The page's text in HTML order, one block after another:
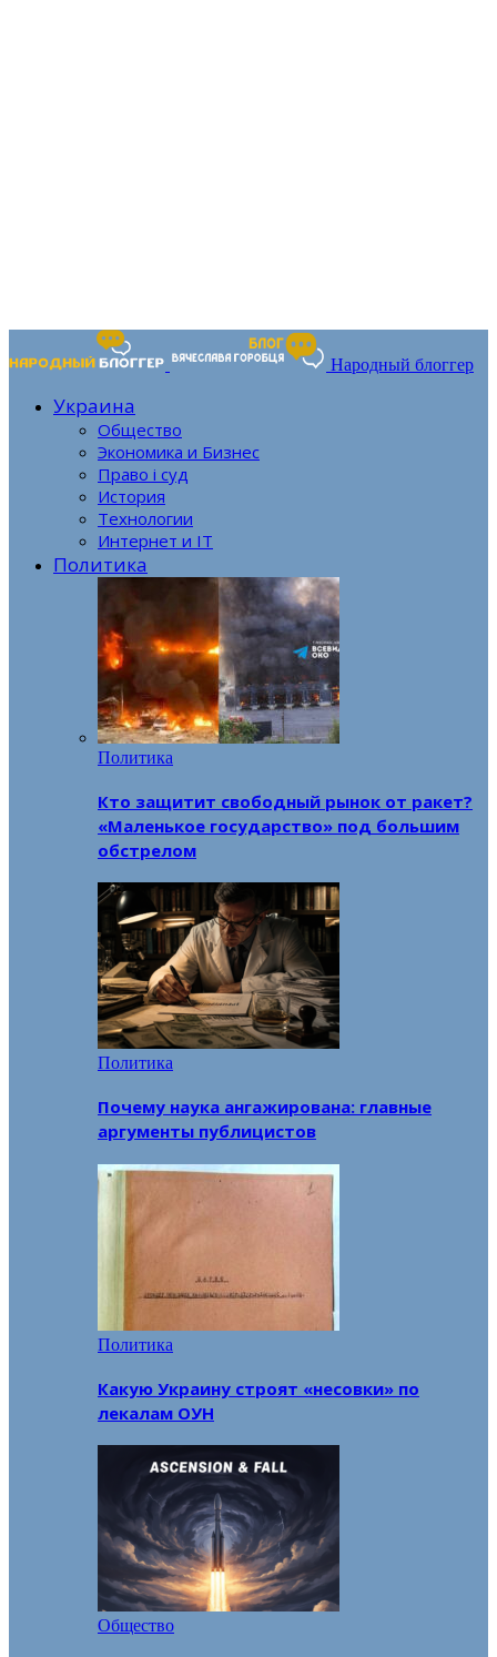
Народный блоггер
Украина
Общество
Экономика и Бизнес
Право і суд
История
Технологии
Интернет и IT
Политика
Политика
Кто защитит свободный рынок от ракет?
«Маленькое государство» под большим
обстрелом
Политика
Почему наука ангажирована: главные
аргументы публицистов
Политика
Какую Украину строят «несовки» по
лекалам ОУН
Общество